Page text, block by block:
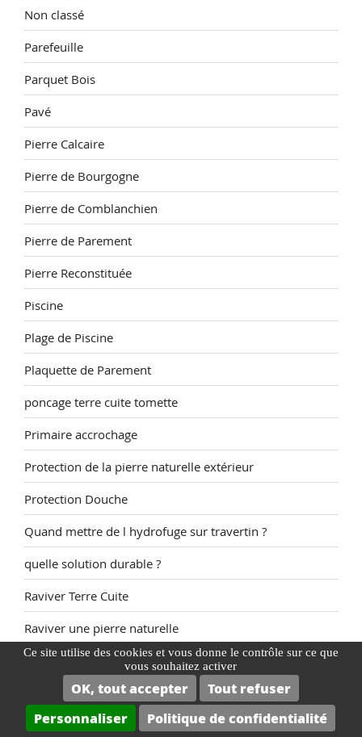
Ce site utilise des cookies et vous donne le contrôle sur ce que
vous souhaitez activer
OK, tout accepter
Tout refuser
Personnaliser
Politique de confidentialité
Non classé
Parefeuille
Parquet Bois
Pavé
Pierre Calcaire
Pierre de Bourgogne
Pierre de Comblanchien
Pierre de Parement
Pierre Reconstituée
Piscine
Plage de Piscine
Plaquette de Parement
poncage terre cuite tomette
Primaire accrochage
Protection de la pierre naturelle extérieur
Protection Douche
Quand mettre de l hydrofuge sur travertin ?
quelle solution durable ?
Raviver Terre Cuite
Raviver une pierre naturelle
Rénovateur de teinte pour tomettes et terres cuites
Rénovateurs et décapants pour carreaux de ciment
Rénovation dalle pierre reconstituée